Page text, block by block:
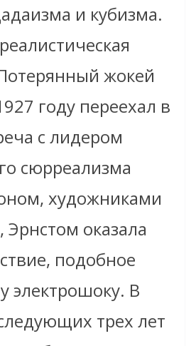
и кубизма.
жокей
году переехал в
с лидером
сюрреализма
художниками
оказала
подобное
электрошоку. В
трех лет